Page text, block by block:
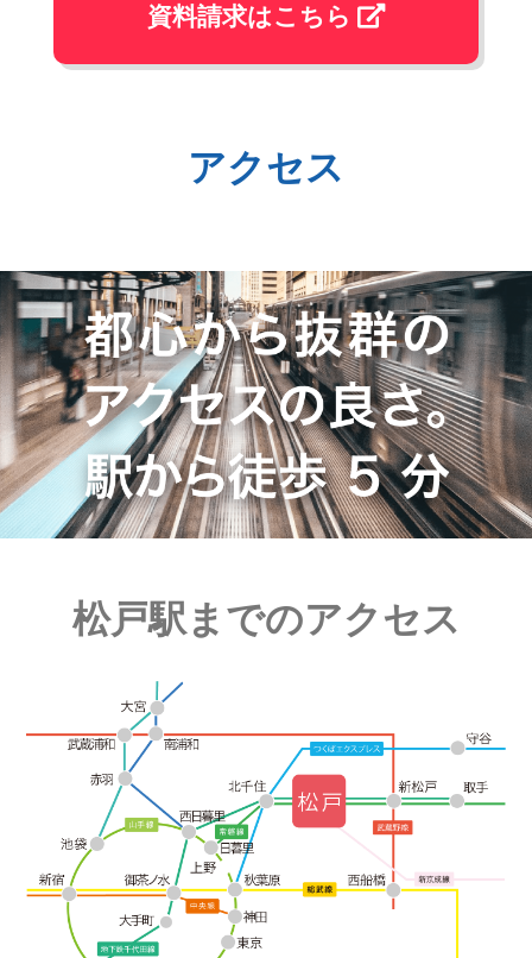
資料請求はこちら
アクセス
松戸駅までのアクセス